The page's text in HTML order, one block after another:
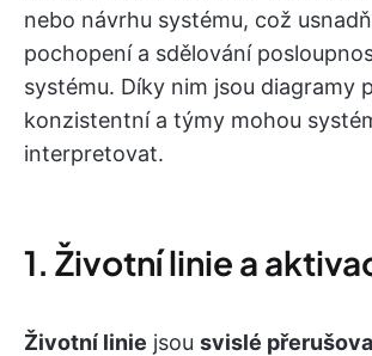
nebo návrhu systému, což
pochopení a sdělování
systému. Díky nim jsou diagramy
konzistentní a týmy mohou
interpretovat.
1. Životní linie a
Životní linie jsou svislé